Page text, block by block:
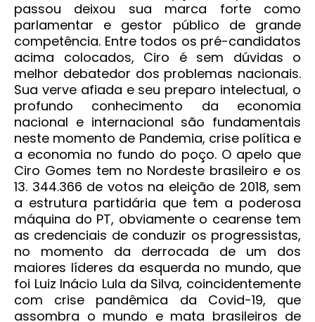
passou deixou sua marca forte como
parlamentar e gestor público de grande
competência. Entre todos os pré-candidatos
acima colocados, Ciro é sem dúvidas o
melhor debatedor dos problemas nacionais.
Sua verve afiada e seu preparo intelectual, o
profundo conhecimento da economia
nacional e internacional são fundamentais
neste momento de Pandemia, crise política e
a economia no fundo do poço. O apelo que
Ciro Gomes tem no Nordeste brasileiro e os
13. 344.366 de votos na eleição de 2018, sem
a estrutura partidária que tem a poderosa
máquina do PT, obviamente o cearense tem
as credenciais de conduzir os progressistas,
no momento da derrocada de um dos
maiores líderes da esquerda no mundo, que
foi Luiz Inácio Lula da Silva, coincidentemente
com crise pandêmica da Covid-19, que
assombra o mundo e mata brasileiros de